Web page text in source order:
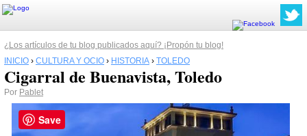
¿Los artículos de tu blog publicados aquí? ¡Propón tu blog!
INICIO › CULTURA Y OCIO › HISTORIA › TOLEDO
Cigarral de Buenavista, Toledo
Por Pablet
Save